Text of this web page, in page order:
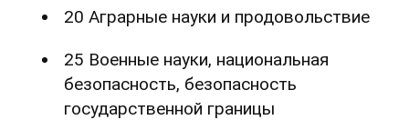
20 Аграрные науки и продовольствие
25 Военные науки, национальная
безопасность, безопасность
государственной границы